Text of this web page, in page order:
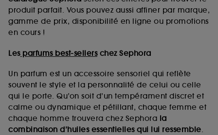
produit parfait. Vous pouvez aussi affiner par marque,
gamme de prix, disponibilité en ligne ou promotions
en cours !
Lesparfums best-sellerschez Sephora
Un parfum est un accessoire sensoriel qui reflète
souvent le style et la personnalité de celui ou celle
qui le porte. Qu’on soit d’un tempérament discret et
calme ou dynamique et pétillant, chaque femme et
chaque homme trouvera chez Sephora la
combinaison d’huiles essentielles qui lui ressemble.